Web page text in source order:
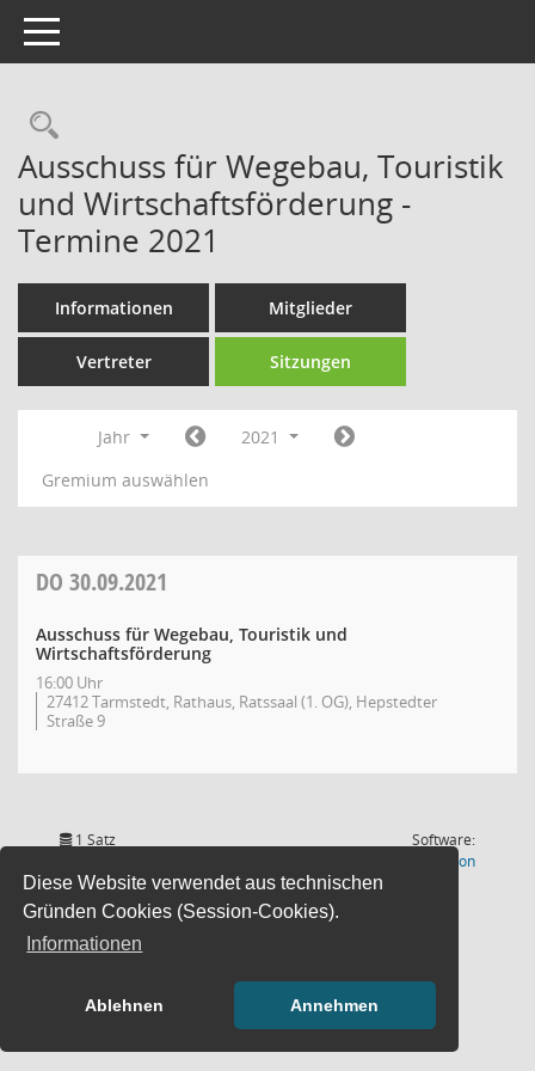
Diese Website verwendet aus technischen
Gründen Cookies (Session-Cookies).
Informationen
Ablehnen Annehmen
Toggle navigation
Rechercheauswahl
Ausschuss für Wegebau, Touristik
und Wirtschaftsförderung -
Termine 2021
Informationen Mitglieder
Vertreter Sitzungen
Jahr
2021
Gremium auswählen
DO 30.09.2021
Ausschuss für Wegebau, Touristik und
Wirtschaftsförderung
16:00 Uhr
27412 Tarmstedt, Rathaus, Ratssaal (1. OG), Hepstedter
Straße 9
1 Satz
15:01:01
Software:
Session(Wird in